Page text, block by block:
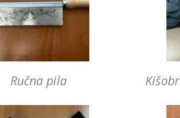
Ručna pila